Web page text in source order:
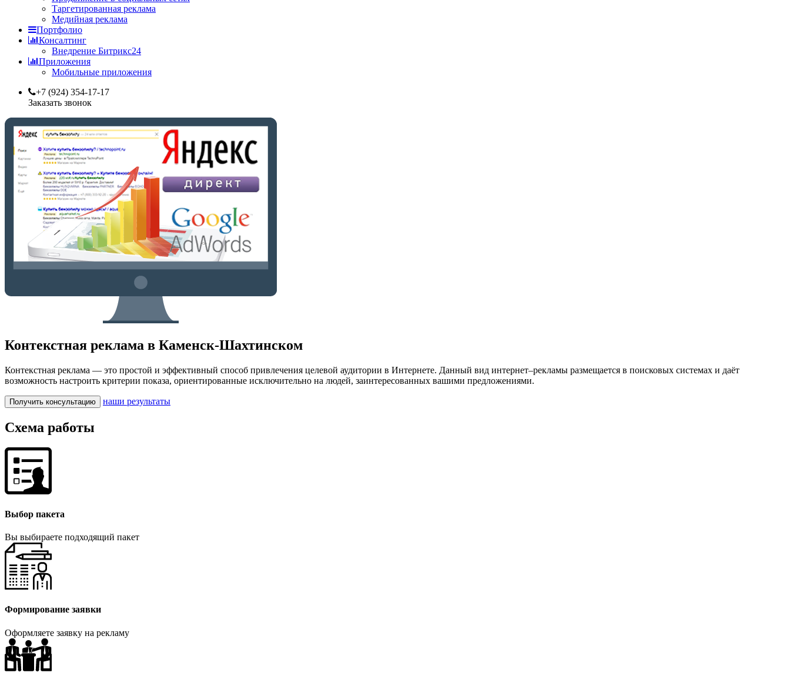
Таргетированная реклама
Медийная реклама
Портфолио
Консалтинг
Внедрение Битрикс24
Приложения
Мобильные приложения
+7 (924) 354-17-17
Заказать звонок
Контекстная реклама в Каменск-Шахтинском
Контекстная реклама — это простой и эффективный способ привлечения целевой аудитории в Интернете. Данный вид интернет–рекламы размещается в поисковых системах и даёт
возможность настроить критерии показа, ориентированные исключительно на людей, заинтересованных вашими предложениями.
Получить консультацию наши результаты
Схема работы
Выбор пакета
Вы выбираете подходящий пакет
Формирование заявки
Оформляете заявку на рекламу